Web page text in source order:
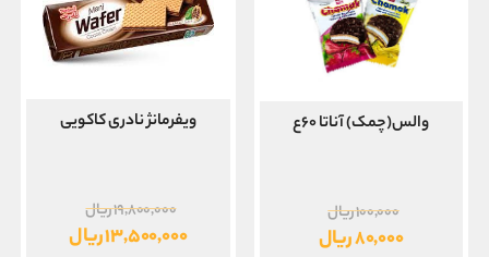
والس(چمک) آناتا ۶۰ع
۱۰۰,۰۰۰ریال
۸۰,۰۰۰ریال
ویفرمانژ نادری کاکویی
۱۹,۸۰۰,۰۰۰ریال
اصلی
۱۳,۵۰۰,۰۰۰ریال